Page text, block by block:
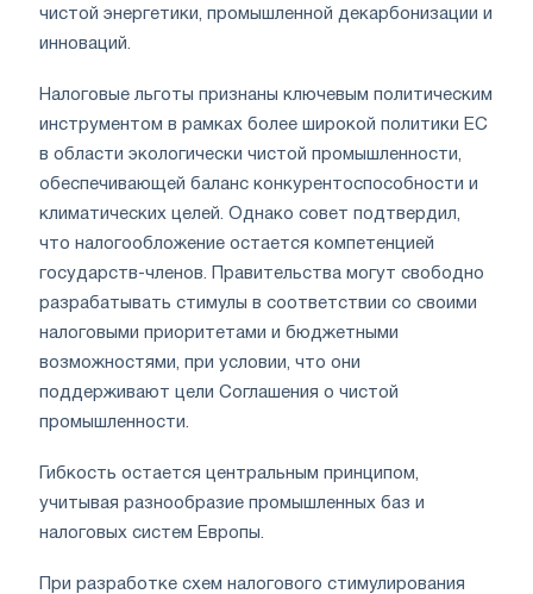
чистой энергетики, промышленной декарбонизации и
инноваций.
Налоговые льготы признаны ключевым политическим
инструментом в рамках более широкой политики ЕС
в области экологически чистой промышленности,
обеспечивающей баланс конкурентоспособности и
климатических целей. Однако совет подтвердил,
что налогообложение остается компетенцией
государств-членов. Правительства могут свободно
разрабатывать стимулы в соответствии со своими
налоговыми приоритетами и бюджетными
возможностями, при условии, что они
поддерживают цели Соглашения о чистой
промышленности.
Гибкость остается центральным принципом,
учитывая разнообразие промышленных баз и
налоговых систем Европы.
При разработке схем налогового стимулирования